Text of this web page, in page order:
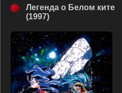
Легенда о Белом ките
(1997)